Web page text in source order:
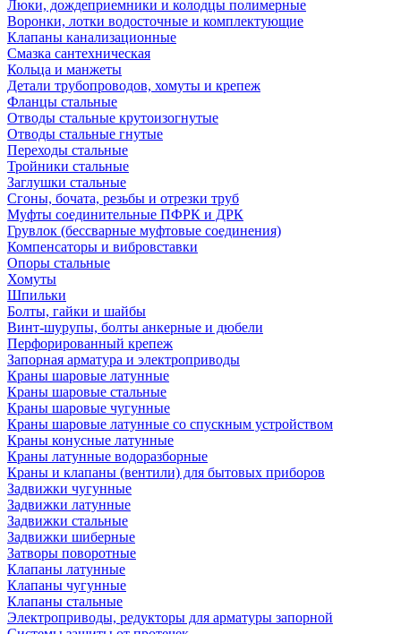
Люки, дождеприемники и колодцы полимерные
Воронки, лотки водосточные и комплектующие
Клапаны канализационные
Смазка сантехническая
Кольца и манжеты
Детали трубопроводов, хомуты и крепеж
Фланцы стальные
Отводы стальные крутоизогнутые
Отводы стальные гнутые
Переходы стальные
Тройники стальные
Заглушки стальные
Сгоны, бочата, резьбы и отрезки труб
Муфты соединительные ПФРК и ДРК
Грувлок (бессварные муфтовые соединения)
Компенсаторы и вибровставки
Опоры стальные
Хомуты
Шпильки
Болты, гайки и шайбы
Винт-шурупы, болты анкерные и дюбели
Перфорированный крепеж
Запорная арматура и электроприводы
Краны шаровые латунные
Краны шаровые стальные
Краны шаровые чугунные
Краны шаровые латунные со спускным устройством
Краны конусные латунные
Краны латунные водоразборные
Краны и клапаны (вентили) для бытовых приборов
Задвижки чугунные
Задвижки латунные
Задвижки стальные
Задвижки шиберные
Затворы поворотные
Клапаны латунные
Клапаны чугунные
Клапаны стальные
Электроприводы, редукторы для арматуры запорной